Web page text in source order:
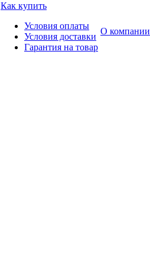
Как купить
Условия оплаты
Условия доставки
Гарантия на товар
О компании